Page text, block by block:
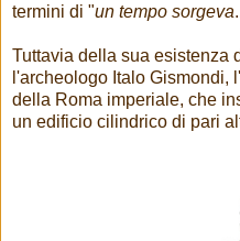
termini di "un tempo sorgeva
Tuttavia della sua esistenza
l'archeologo Italo Gismondi,
della Roma imperiale, che
un edificio cilindrico di pari